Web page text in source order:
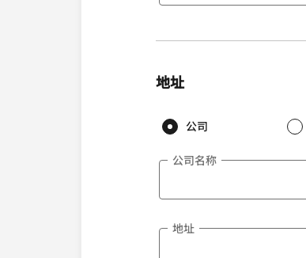
地址
公司
公司名称
地址